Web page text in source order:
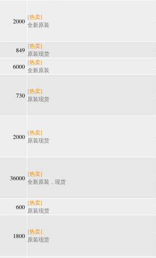
2000
[热卖]
全新原装
849
[热卖]
原装现货
6000
[热卖]
全新原装
730
[热卖]
原装现货
2000
[热卖]
原装现货
36000
[热卖]
全新原装，现货
600
[热卖]
原装现货
1800
[热卖]
原装现货